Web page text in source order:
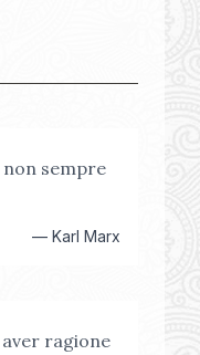
sempre
— Karl Marx
ragione